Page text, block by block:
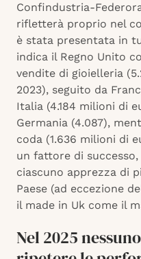
Confindustria-
rifletterà proprio nel
è stata presentata in
indica il Regno Unito
vendite di gioielleria
2023), seguito da
Italia (4.184 milioni di
Germania (4.087),
coda (1.636 milioni di
un fattore di successo,
ciascuno apprezza di
Paese (ad eccezione
il made in Uk come il
Nel 2025